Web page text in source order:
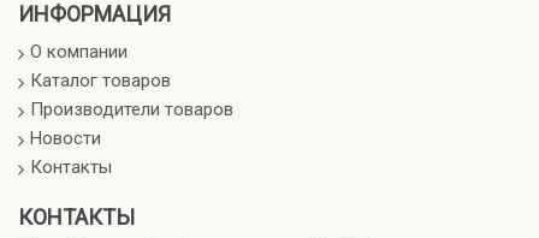
ИНФОРМАЦИЯ
О компании
Каталог товаров
Производители товаров
Новости
Контакты
КОНТАКТЫ